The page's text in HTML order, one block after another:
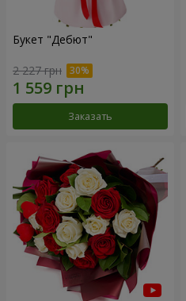
Букет "Дебют"
2 227 грн
Заказать